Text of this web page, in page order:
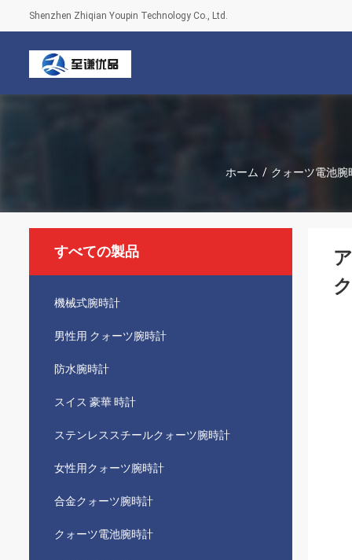
Shenzhen Zhiqian Youpin Technology Co., Ltd.
ホーム / クォーツ電池腕
すべての製品
機械式腕時計
男性用 クォーツ腕時計
防水腕時計
スイス 豪華 時計
ステンレススチールクォーツ腕時計
女性用クォーツ腕時計
合金クォーツ腕時計
クォーツ電池腕時計